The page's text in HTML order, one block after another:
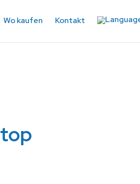
Wo kaufen Kontakt